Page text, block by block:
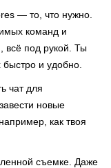
— то, что нужно.
команд и
всё под рукой. Ты
и удобно.
чат для
новые
как твоя
съемке. Даже